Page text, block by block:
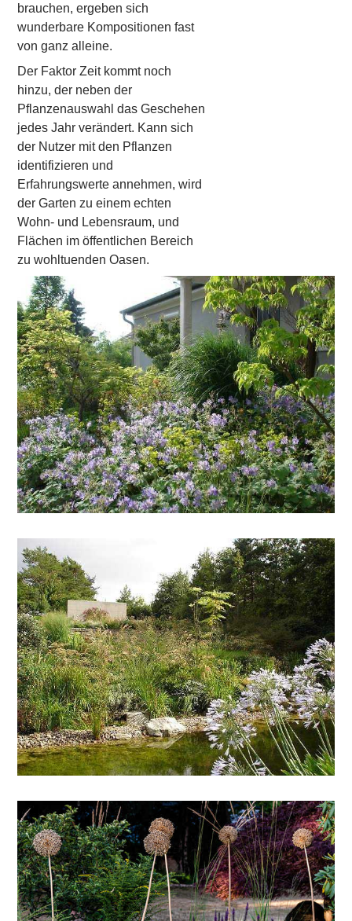
brauchen, ergeben sich
wunderbare Kompositionen fast
von ganz alleine.
Der Faktor Zeit kommt noch
hinzu, der neben der
Pflanzenauswahl das Geschehen
jedes Jahr verändert. Kann sich
der Nutzer mit den Pflanzen
identifizieren und
Erfahrungswerte annehmen, wird
der Garten zu einem echten
Wohn- und Lebensraum, und
Flächen im öffentlichen Bereich
zu wohltuenden Oasen.